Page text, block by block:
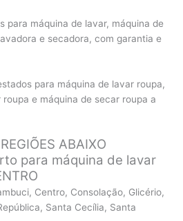
para máquina de lavar, máquina de
e secadora, com garantia e
para máquina de lavar roupa,
e máquina de secar roupa a
ABAIXO
para máquina de lavar
Centro, Consolação, Glicério,
Santa Cecília, Santa